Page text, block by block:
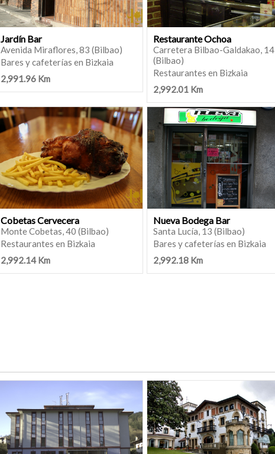
Jardín Bar
Avenida Miraflores, 83 (Bilbao)
Bares y cafeterías en Bizkaia
2,991.96 Km
Restaurante Ochoa
Carretera Bilbao-Galdakao, 14
(Bilbao)
Restaurantes en Bizkaia
2,992.01 Km
Cobetas Cervecera
Monte Cobetas, 40 (Bilbao)
Restaurantes en Bizkaia
2,992.14 Km
Nueva Bodega Bar
Santa Lucía, 13 (Bilbao)
Bares y cafeterías en Bizkaia
2,992.18 Km